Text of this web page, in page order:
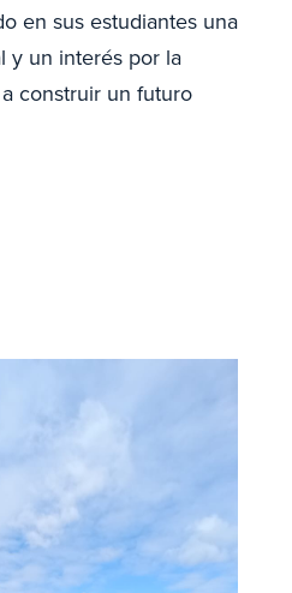
en sus estudiantes una
y un interés por la
construir un futuro